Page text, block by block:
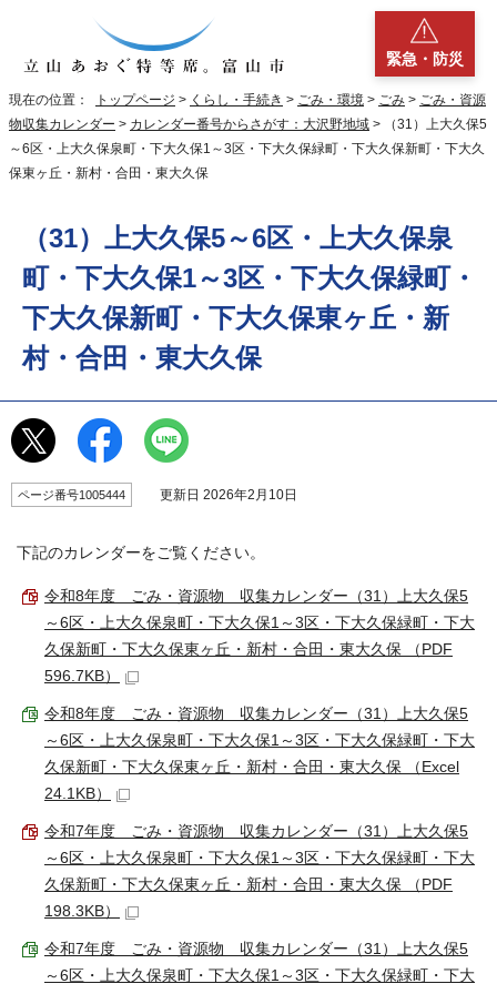
緊急・防災
現在の位置： トップページ > くらし・手続き > ごみ・環境 > ごみ > ごみ・資源
物収集カレンダー > カレンダー番号からさがす：大沢野地域 > （31）上大久保5
～6区・上大久保泉町・下大久保1～3区・下大久保緑町・下大久保新町・下大久
保東ヶ丘・新村・合田・東大久保
（31）上大久保5～6区・上大久保泉
町・下大久保1～3区・下大久保緑町・
下大久保新町・下大久保東ヶ丘・新
村・合田・東大久保
ページ番号1005444 更新日 2026年2月10日
下記のカレンダーをご覧ください。
令和8年度 ごみ・資源物 収集カレンダー（31）上大久保5
～6区・上大久保泉町・下大久保1～3区・下大久保緑町・下大
久保新町・下大久保東ヶ丘・新村・合田・東大久保 （PDF
596.7KB）
令和8年度 ごみ・資源物 収集カレンダー（31）上大久保5
～6区・上大久保泉町・下大久保1～3区・下大久保緑町・下大
久保新町・下大久保東ヶ丘・新村・合田・東大久保 （Excel
24.1KB）
令和7年度 ごみ・資源物 収集カレンダー（31）上大久保5
～6区・上大久保泉町・下大久保1～3区・下大久保緑町・下大
久保新町・下大久保東ヶ丘・新村・合田・東大久保 （PDF
198.3KB）
令和7年度 ごみ・資源物 収集カレンダー（31）上大久保5
～6区・上大久保泉町・下大久保1～3区・下大久保緑町・下大